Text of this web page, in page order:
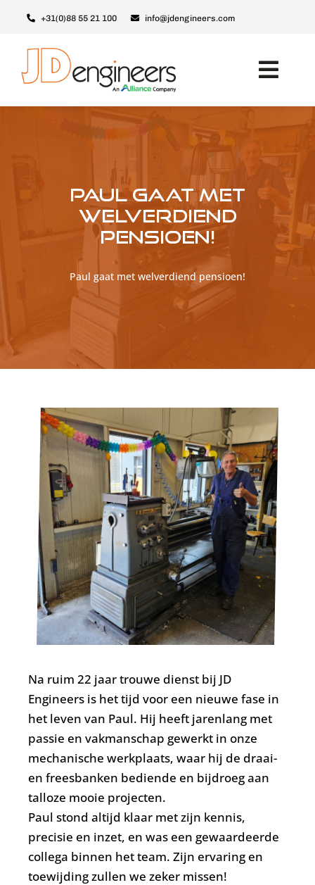
inhoud
+31(0)88 55 21 100 info@jdengineers.com
Support & ServicePaul gaat met
welverdiend
pensioen!
Paul gaat met welverdiend pensioen!
Na ruim 22 jaar trouwe dienst bij JD
Engineers is het tijd voor een nieuwe fase in
het leven van Paul. Hij heeft jarenlang met
passie en vakmanschap gewerkt in onze
mechanische werkplaats, waar hij de draai-
en freesbanken bediende en bijdroeg aan
talloze mooie projecten.
Paul stond altijd klaar met zijn kennis,
precisie en inzet, en was een gewaardeerde
collega binnen het team. Zijn ervaring en
toewijding zullen we zeker missen!